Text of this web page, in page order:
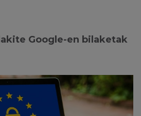
Google-en bilaketak